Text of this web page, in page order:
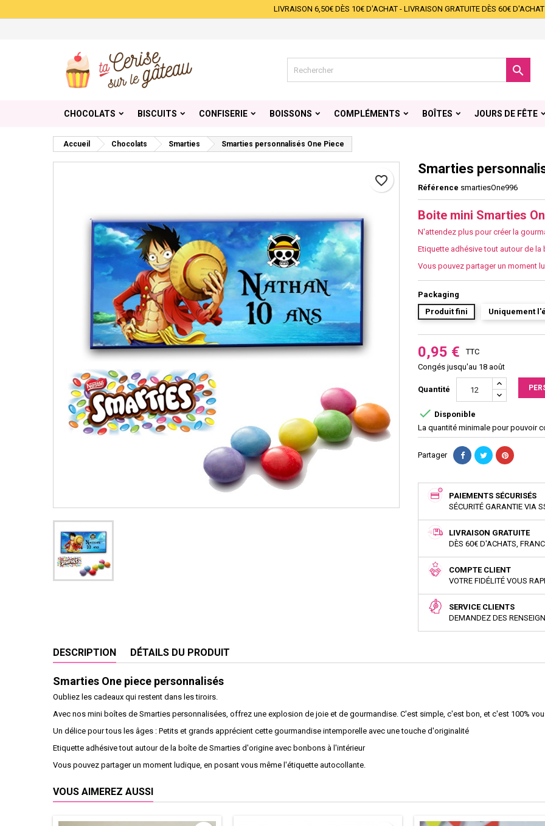
LIVRAISON 6,50€ DÈS 10€ D'ACHAT - LIVRAISON GRATUITE DÈS 60€ D'ACHAT

CHOCOLATS BISCUITS CONFISERIE BOISSONS COMPLÉMENTS BOÎTES JOURS DE FÊTE
Accueil Chocolats Smarties Smarties personnalisés One Piece
favorite_border
Smarties
Référence smartiesOne996
Boite mini Smarties
N'attendez plus pour créer la
Etiquette adhésive tout autour de
Vous pouvez partager un moment
Packaging
Produit fini
Uniquement
0,95 €
TTC
Congés jusqu'au 18 août
Quantité
 Disponible
La quantité minimale pour pouvoir
Partager
PAIEMENTS SÉCURISÉS
SÉCURITÉ GARANTIE VIA
LIVRAISON GRATUITE
DÈS 60€ D'ACHATS,
COMPTE CLIENT
VOTRE FIDÉLITÉ VOUS
SERVICE CLIENTS
DEMANDEZ DES
DESCRIPTION DÉTAILS DU PRODUIT
Smarties One piece personnalisés
Oubliez les cadeaux qui restent dans les tiroirs.
Avec nos mini boîtes de Smarties personnalisées, offrez une explosion de joie et de gourmandise. C'est simple, c'est bon, et c'est 100%
Un délice pour tous les âges : Petits et grands apprécient cette gourmandise intemporelle avec une touche d'originalité
Etiquette adhésive tout autour de la boîte de Smarties d'origine avec bonbons à l'intérieur
Vous pouvez partager un moment ludique, en posant vous même l'étiquette autocollante.
VOUS AIMEREZ AUSSI
Créer une nouvelle liste
Nom de la liste d'envies
Vous devez être connecté pour ajouter des produits à votre liste d'envies.